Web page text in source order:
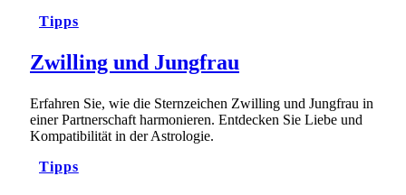
Tipps
Zwilling und Jungfrau
Erfahren Sie, wie die Sternzeichen Zwilling und Jungfrau in
einer Partnerschaft harmonieren. Entdecken Sie Liebe und
Kompatibilität in der Astrologie.
Tipps